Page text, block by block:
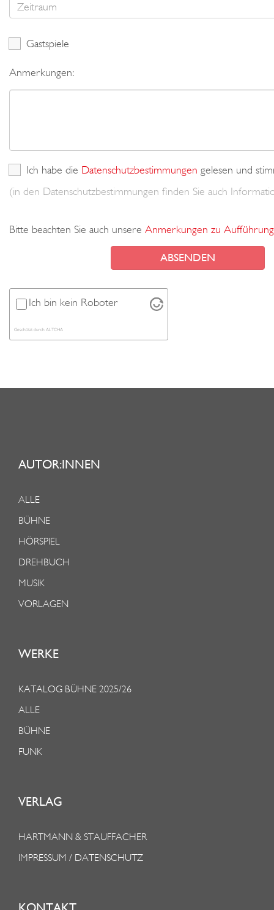
Gastspiele
Anmerkungen:
Ich habe die Datenschutzbestimmungen gelesen und
(in den Datenschutzbestimmungen finden Sie auch
Bitte beachten Sie auch unsere Anmerkungen zu
Ich bin kein Roboter
Geschützt durch ALTCHA
AUTOR:INNEN
ALLE
BÜHNE
HÖRSPIEL
DREHBUCH
MUSIK
VORLAGEN
WERKE
KATALOG BÜHNE 2025/26
ALLE
BÜHNE
FUNK
VERLAG
HARTMANN & STAUFFACHER
IMPRESSUM / DATENSCHUTZ